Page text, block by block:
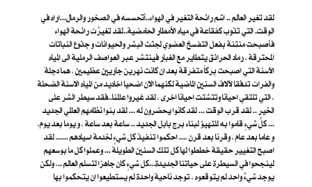
لقد تغير العالم .. اشم رائحة التغير في الهواء..أتحسسه في الصخور والرمال...اراه في
الوقت. التي تذوب كفقاعة في مياه الأمطار الحامضية..لقد تغيرَّت رائحة الهواء
فأصبحت منتنة بفعل التفسخ العضوي لجثث البشر والحيوانات و جذوع النباتات
المحترقة ، رماد الحرائق يتطاير مع الغبار فينتشر عبر العواصف الرملية الى المياه
الآسنة التي اصبحت بِرَكاً متفرقة بعد ان كانت نهرين جاريين عظيمين ، هما دجلة
والفرات تدفقا لآلاف السنين الماضية لكنهما الان اضحيا اخاديد من المياه الاسنة الضحلة
، التي تلتقي احيانا وتتشتت احيانا اخرى ، لقد غيروا عالمنا..فقد سيطر الشر على
الخير .. لقد قرب الوقت ... لقد كانوا يحضرون له ... لقد بنوا نظامهم العالمي الجديد
... كلُّ شيءٍ قاموا به للتهيؤ لبناء برج بابل الجديد .. ساعة بعد ساعة ، و يوما بعد يوم،
و عاما بعد عام ، وقرنا بعد قرن ،... احكموا تنفيذ كل شيءٍ لخدمة اسيادهم ...... لقد
اصبح التغيير حقيقة خططوا لها كل تلك السنين الطويلة ... وعملوا كل ما بوسعهم
لينجحوا في السيطرة على حياتنا الجديدة...كل شيءٍ كان جاهزا لتسلم العالم ..، ولكن
يوجد شيءٌ واحد لم يتوقعوه ، توجد ناحية واحدة لم يستطيعوا ان يتحكموا بها